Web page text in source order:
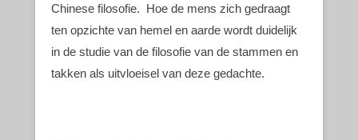
Chinese filosofie. Hoe de mens zich gedraagt
ten opzichte van hemel en aarde wordt duidelijk
in de studie van de filosofie van de stammen en
takken als uitvloeisel van deze gedachte.